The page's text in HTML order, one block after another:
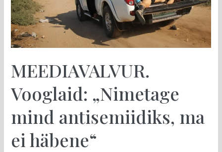
MEEDIAVALVUR.
Vooglaid: „Nimetage
mind antisemiidiks, ma
ei häbene“
häbene“